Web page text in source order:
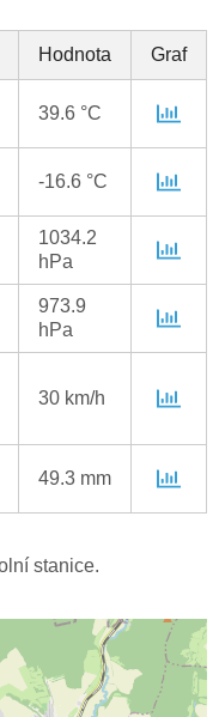
Hodnota Graf
39.6 °C
-16.6 °C
1034.2
hPa
973.9
hPa
30 km/h
49.3 mm
stanice.